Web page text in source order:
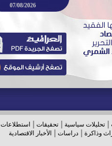
07/08/2026
تحليلات سياسية تحقيقات
استطلاعات
وذاكرة دراسات
الأخبار الاقتصادية